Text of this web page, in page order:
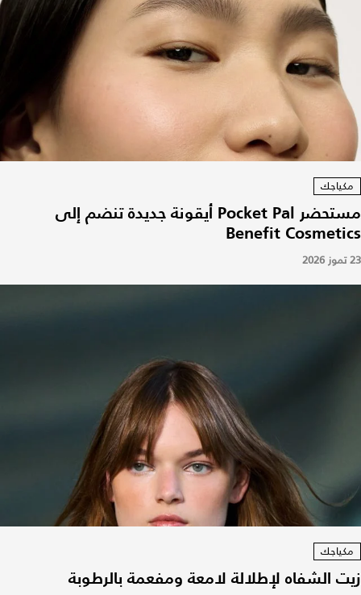
مكياجك
مستحضر Pocket Pal أيقونة جديدة تنضم إلى
Benefit Cosmetics
23 تموز 2026
مكياجك
زيت الشفاه لإطلالة لامعة ومفعمة بالرطوبة